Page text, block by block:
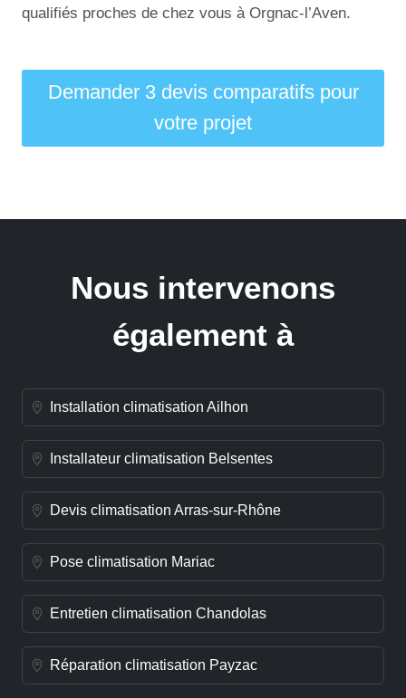
qualifiés proches de chez vous à Orgnac-l’Aven.
Demander 3 devis comparatifs pour
votre projet
Nous intervenons
également à
Installation climatisation Ailhon
Installateur climatisation Belsentes
Devis climatisation Arras-sur-Rhône
Pose climatisation Mariac
Entretien climatisation Chandolas
Réparation climatisation Payzac